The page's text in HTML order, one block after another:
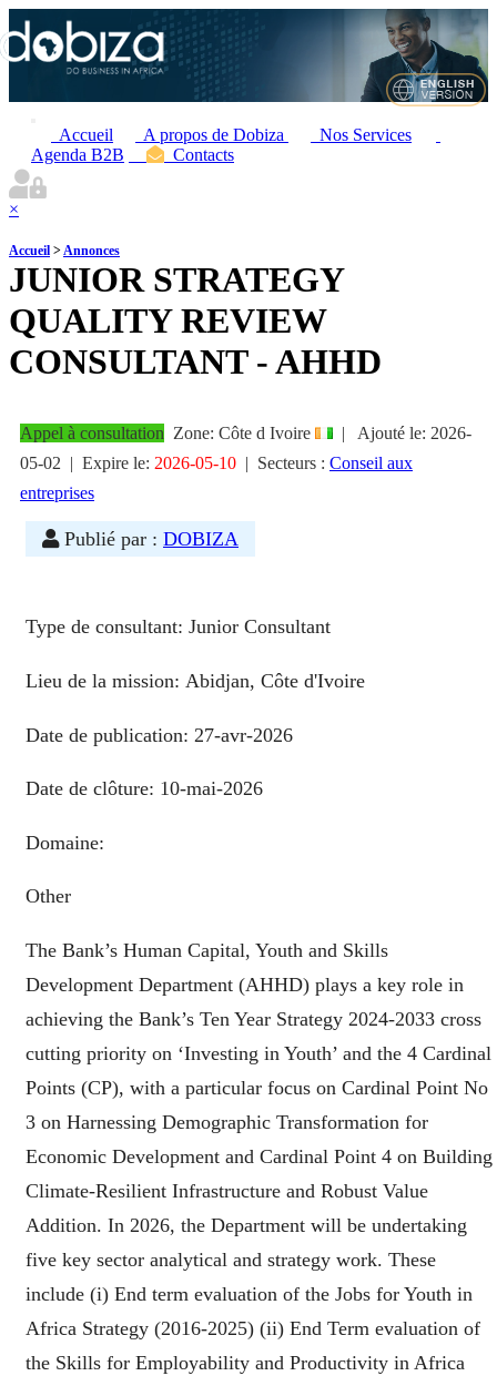
Accueil A propos de Dobiza
Nos Services
Agenda B2B
Contacts
×
Accueil >Annonces
JUNIOR STRATEGY
QUALITY REVIEW
CONSULTANT - AHHD
Appel à consultation Zone: Côte d Ivoire | Ajouté le: 2026-
05-02 | Expire le: 2026-05-10 | Secteurs : Conseil aux
entreprises
Publié par : DOBIZA
Type de consultant: Junior Consultant
Lieu de la mission: Abidjan, Côte d'Ivoire
Date de publication: 27-avr-2026
Date de clôture: 10-mai-2026
Domaine:
Other
The Bank’s Human Capital, Youth and Skills
Development Department (AHHD) plays a key role in
achieving the Bank’s Ten Year Strategy 2024-2033 cross
cutting priority on ‘Investing in Youth’ and the 4 Cardinal
Points (CP), with a particular focus on Cardinal Point No
3 on Harnessing Demographic Transformation for
Economic Development and Cardinal Point 4 on Building
Climate-Resilient Infrastructure and Robust Value
Addition. In 2026, the Department will be undertaking
five key sector analytical and strategy work. These
include (i) End term evaluation of the Jobs for Youth in
Africa Strategy (2016-2025) (ii) End Term evaluation of
the Skills for Employability and Productivity in Africa